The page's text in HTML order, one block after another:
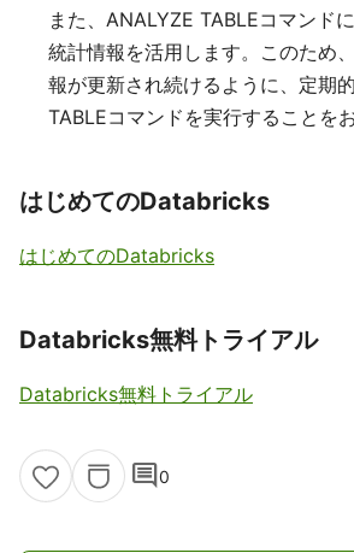
また、ANALYZE TABLEコマンド
統計情報を活用します。このため
報が更新され続けるように、定期
TABLEコマンドを実行することを
はじめてのDatabricks
はじめてのDatabricks
Databricks無料トライアル
Databricks無料トライアル
comment0